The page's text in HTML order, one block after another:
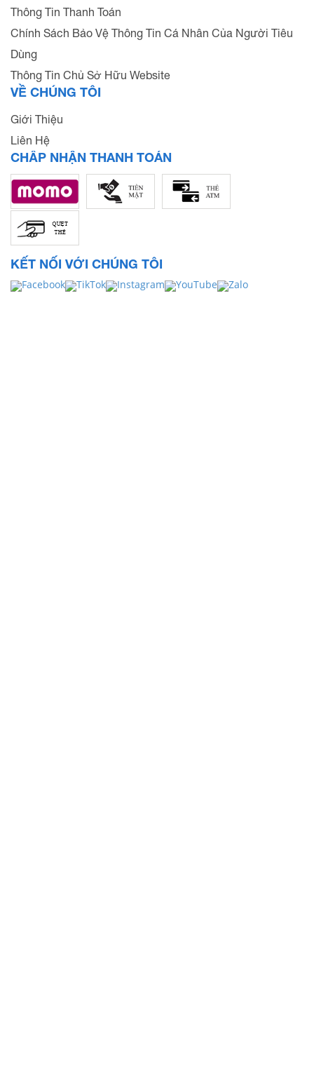
Thông Tin Thanh Toán
Chính Sách Bảo Vệ Thông Tin Cá Nhân Của Người Tiêu
Dùng
Thông Tin Chủ Sở Hữu Website
VỀ CHÚNG TÔI
Giới Thiệu
Liên Hệ
CHẤP NHẬN THANH TOÁN
KẾT NỐI VỚI CHÚNG TÔI